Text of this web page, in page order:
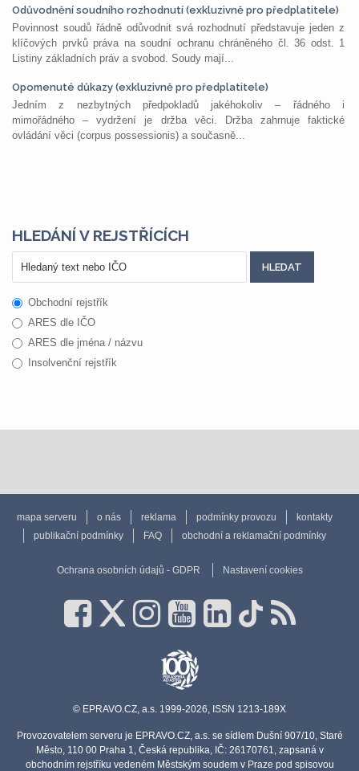
Odůvodnění soudního rozhodnutí (exkluzivně pro předplatitele)
Povinnost soudů řádně odůvodnit svá rozhodnutí představuje jeden z
klíčových prvků práva na soudní ochranu chráněného čl. 36 odst. 1
Listiny základních práv a svobod. Soudy mají...
Opomenuté důkazy (exkluzivně pro předplatitele)
Jedním z nezbytných předpokladů jakéhokoliv – řádného i
mimořádného – vydržení je držba věci. Držba zahrnuje faktické
ovládání věci (corpus possessionis) a současně...
HLEDÁNÍ V REJSTŘÍCÍCH
Obchodní rejstřík
ARES dle IČO
ARES dle jména / názvu
Insolvenční rejstřík
mapa serveru o nás reklama podmínky provozu
kontakty
publikační podmínky
FAQ obchodní a reklamační podmínky
Ochrana osobních údajů - GDPR Nastavení cookies
© EPRAVO.CZ, a.s. 1999-2026, ISSN 1213-189X
Provozovatelem serveru je EPRAVO.CZ, a.s. se sídlem Dušní 907/10, Staré
Město, 110 00 Praha 1, Česká republika, IČ: 26170761, zapsaná v
obchodním rejstříku vedeném Městským soudem v Praze pod spisovou